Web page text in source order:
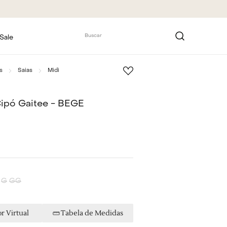
Sale
Buscar
Saias Midi
Gaitee - BEGE
G GG
Virtual Tabela de Medidas